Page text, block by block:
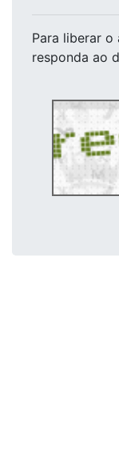
Para liberar o
responda ao